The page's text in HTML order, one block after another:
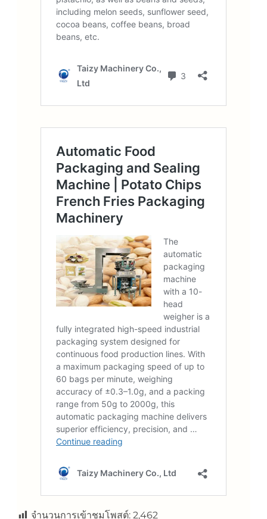
จำนวนการเข้าชมโพสต์: 2,462